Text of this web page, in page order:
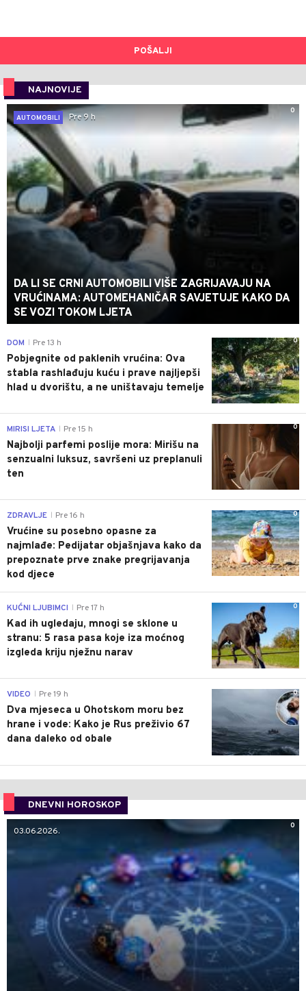
POŠALJI
NAJNOVIJE
0
AUTOMOBILI
Pre 9 h
DA LI SE CRNI AUTOMOBILI VIŠE ZAGRIJAVAJU NA
VRUĆINAMA: AUTOMEHANIČAR SAVJETUJE KAKO DA
SE VOZI TOKOM LJETA
0
DOM Pre 13 h
Pobjegnite od paklenih vrućina: Ova
stabla rashlađuju kuću i prave najljepši
hlad u dvorištu, a ne uništavaju temelje
0
MIRISI LJETA Pre 15 h
Najbolji parfemi poslije mora: Mirišu na
senzualni luksuz, savršeni uz preplanuli
ten
0
ZDRAVLJE Pre 16 h
Vrućine su posebno opasne za
najmlađe: Pedijatar objašnjava kako da
prepoznate prve znake pregrijavanja
kod djece
0
KUĆNI LJUBIMCI Pre 17 h
Kad ih ugledaju, mnogi se sklone u
stranu: 5 rasa pasa koje iza moćnog
izgleda kriju nježnu narav
0
VIDEO Pre 19 h
Dva mjeseca u Ohotskom moru bez
hrane i vode: Kako je Rus preživio 67
dana daleko od obale
DNEVNI HOROSKOP
0
03.06.2026.